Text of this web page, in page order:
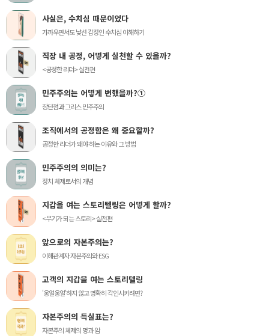
사실은, 수치심 때문이었다
가까우면서도 낯선 감정인 수치심 이해하기
직장 내 공정, 어떻게 실천할 수 있을까?
<공정한 리더> 실전편
민주주의는 어떻게 변했을까?①
장단점과 그리스 민주주의
조직에서의 공정함은 왜 중요할까?
공정한 리더가 돼야 하는 이유와 그 방법
민주주의의 의미는?
정치 체제로서의 개념
지갑을 여는 스토리텔링은 어떻게 할까?
<무기가 되는 스토리> 실전편
앞으로의 자본주의는?
이해관계자 자본주의와 ESG
고객의 지갑을 여는 스토리텔링
'웅얼웅얼'하지 않고 명확히 각인시키려면?
자본주의의 득실표는?
자본주의 체제의 명과 암